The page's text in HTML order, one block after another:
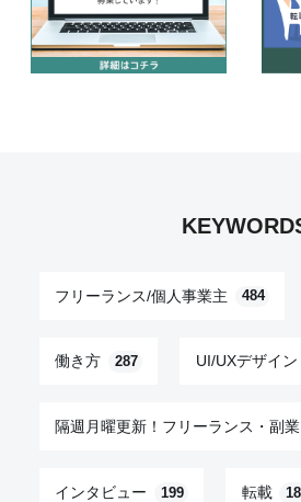
フリーランス/個人事業主 484
働き方 287 UI/UXデザイン
隔週月曜更新！フリーランス・副
インタビュー 199 転載